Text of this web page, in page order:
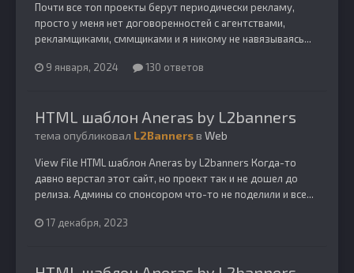
Почти все топ проекты берут периодически рекламу,
просто у меня нет договоренностей с агентствами,
рекламщиками, сммщиками и я никому не навязываясь...
9 января, 2024 130 ответов
HTML шаблон Aneras by L2banners
тема опубликовал L2Bannersв Web
View File HTML шаблон Aneras by L2banners Когда-то
давно верстал этот сайт, но проект так и не дошел до
релиза. Админы со спонсором что-то не поделили и все...
17 декабря, 2023